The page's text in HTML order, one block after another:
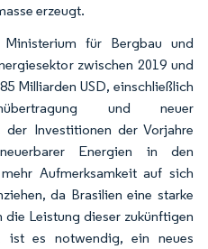
erzeugt.
für Bergbau und
zwischen 2019 und
Milliarden USD, einschließlich
und neuer
der Investitionen der Vorjahre
Energien in den
Aufmerksamkeit auf sich
da Brasilien eine starke
Leistung dieser zukünftigen
ist es notwendig, ein neues